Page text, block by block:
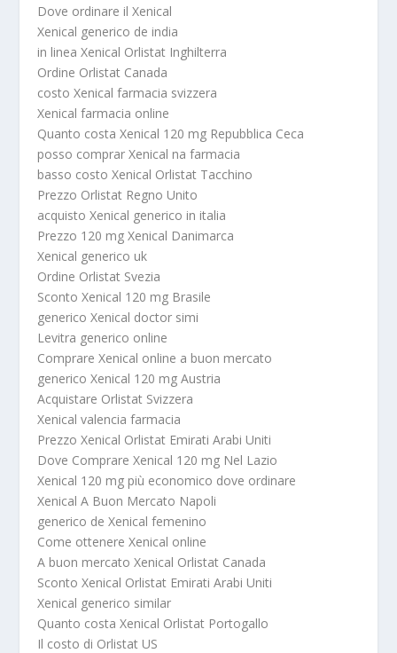
Dove ordinare il Xenical
Xenical generico de india
in linea Xenical Orlistat Inghilterra
Ordine Orlistat Canada
costo Xenical farmacia svizzera
Xenical farmacia online
Quanto costa Xenical 120 mg Repubblica Ceca
posso comprar Xenical na farmacia
basso costo Xenical Orlistat Tacchino
Prezzo Orlistat Regno Unito
acquisto Xenical generico in italia
Prezzo 120 mg Xenical Danimarca
Xenical generico uk
Ordine Orlistat Svezia
Sconto Xenical 120 mg Brasile
generico Xenical doctor simi
Levitra generico online
Comprare Xenical online a buon mercato
generico Xenical 120 mg Austria
Acquistare Orlistat Svizzera
Xenical valencia farmacia
Prezzo Xenical Orlistat Emirati Arabi Uniti
Dove Comprare Xenical 120 mg Nel Lazio
Xenical 120 mg più economico dove ordinare
Xenical A Buon Mercato Napoli
generico de Xenical femenino
Come ottenere Xenical online
A buon mercato Xenical Orlistat Canada
Sconto Xenical Orlistat Emirati Arabi Uniti
Xenical generico similar
Quanto costa Xenical Orlistat Portogallo
Il costo di Orlistat US